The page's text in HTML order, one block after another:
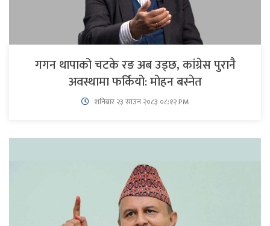
गगन थापाको चटके रङ अब उड्छ, कांग्रेस पुरानै
अवस्थामा फर्कियो: मोहन बस्नेत
शनिबार २३ साउन २०८३ ०८:१२ PM